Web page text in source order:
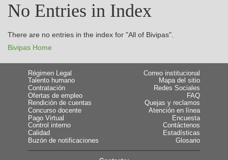
No Entries in Index
There are no entries in the index for "All of Bivipas".
Bivipas Home
Régimen Legal
Talento humano
Contratación
Ofertas de empleo
Rendición de cuentas
Concurso docente
Pago Virtual
Control interno
Calidad
Buzón de notificaciones
Correo institucional
Mapa del sitio
Redes Sociales
FAQ
Quejas y reclamos
Atención en línea
Encuesta
Contáctenos
Estadísticas
Glosario